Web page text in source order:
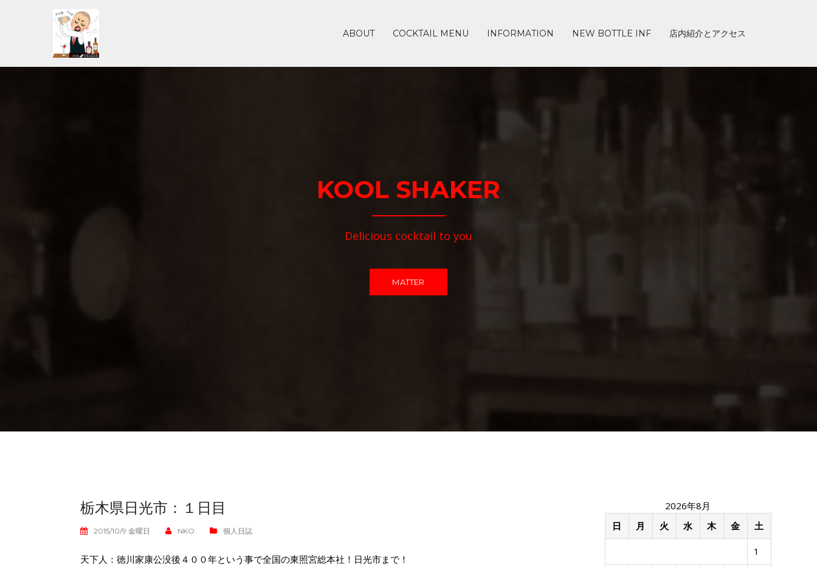
ツ
ABOUT COCKTAIL MENU INFORMATION NEW BOTTLE INF 店内紹介とアクセス
KOOL SHAKER
Delicious cocktail to you
MATTER
栃木県日光市：１日目
2015/10/9 金曜日 NKO 個人日誌
天下人：徳川家康公没後４００年という事で全国の東照宮総本社！日光市まで！
2026年8月
日
月 火 水 木 金 土
1